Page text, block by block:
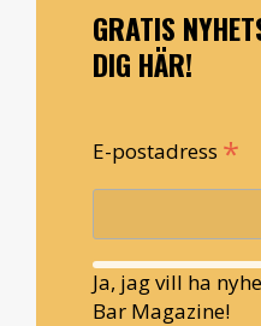
GRATIS
DIG HÄR!
E-postadress *
Ja, jag vill ha
Bar Magazine!